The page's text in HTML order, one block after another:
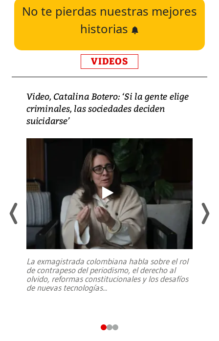
No te pierdas nuestras mejores
historias
VIDEOS
Video, Catalina Botero: ‘Si la gente elige
criminales, las sociedades deciden
suicidarse’
La exmagistrada colombiana habla sobre el rol
de contrapeso del periodismo, el derecho al
olvido, reformas constitucionales y los desafíos
de nuevas tecnologías...